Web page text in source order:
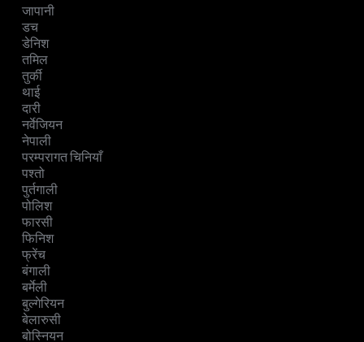
जापानी
डच
डेनिश
तमिल
तुर्की
थाई
दारी
नर्वेजियन
नेपाली
परम्परागत चिनियाँ
पश्तो
पुर्तगाली
पोलिश
फारसी
फिनिश
फ्रेंच
बंगाली
बर्मेली
बुल्गेरियन
बेलारुसी
बोस्नियन